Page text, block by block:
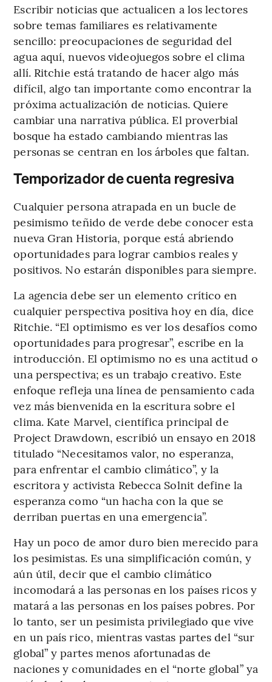
Escribir noticias que actualicen a los lectores
sobre temas familiares es relativamente
sencillo: preocupaciones de seguridad del
agua aquí, nuevos videojuegos sobre el clima
allí. Ritchie está tratando de hacer algo más
difícil, algo tan importante como encontrar la
próxima actualización de noticias. Quiere
cambiar una narrativa pública. El proverbial
bosque ha estado cambiando mientras las
personas se centran en los árboles que faltan.
Temporizador de cuenta regresiva
Cualquier persona atrapada en un bucle de
pesimismo teñido de verde debe conocer esta
nueva Gran Historia, porque está abriendo
oportunidades para lograr cambios reales y
positivos. No estarán disponibles para siempre.
La agencia debe ser un elemento crítico en
cualquier perspectiva positiva hoy en día, dice
Ritchie. “El optimismo es ver los desafíos como
oportunidades para progresar”, escribe en la
introducción. El optimismo no es una actitud o
una perspectiva; es un trabajo creativo. Este
enfoque refleja una línea de pensamiento cada
vez más bienvenida en la escritura sobre el
clima. Kate Marvel, científica principal de
Project Drawdown, escribió un ensayo en 2018
titulado “Necesitamos valor, no esperanza,
para enfrentar el cambio climático”, y la
escritora y activista Rebecca Solnit define la
esperanza como “un hacha con la que se
derriban puertas en una emergencia”.
Hay un poco de amor duro bien merecido para
los pesimistas. Es una simplificación común, y
aún útil, decir que el cambio climático
incomodará a las personas en los países ricos y
matará a las personas en los países pobres. Por
lo tanto, ser un pesimista privilegiado que vive
en un país rico, mientras vastas partes del “sur
global” y partes menos afortunadas de
naciones y comunidades en el “norte global” ya